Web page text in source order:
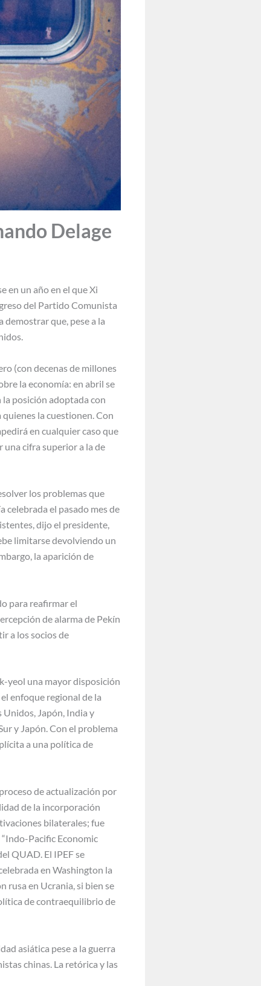
Delage
en un año en el que Xi
del Partido Comunista
que, pese a la
(con decenas de millones
la economía: en abril se
la posición adoptada con
la cuestionen. Con
en cualquier caso que
una cifra superior a la de
los problemas que
celebrada el pasado mes de
dijo el presidente,
limitarse devolviendo un
la aparición de
para reafirmar el
de alarma de Pekín
a los socios de
yeol una mayor disposición
enfoque regional de la
Japón, India y
y Japón. Con el problema
a una política de
de actualización por
de la incorporación
bilaterales; fue
Pacific Economic
QUAD. El IPEF se
en Washington la
rusa en Ucrania, si bien se
de contraequilibrio de
asiática pese a la guerra
chinas. La retórica y las